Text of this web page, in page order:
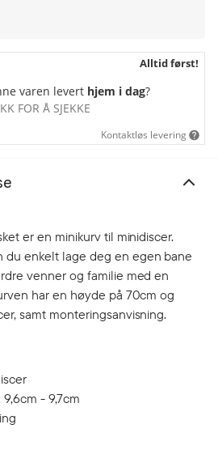
Alltid først!
varen levert hjem i dag?
FOR Å SJEKKE
Kontaktløs levering
er en minikurv til minidiscer.
du enkelt lage deg en egen bane
venner og familie med en
har en høyde på 70cm og
samt monteringsanvisning.
- 9,7cm